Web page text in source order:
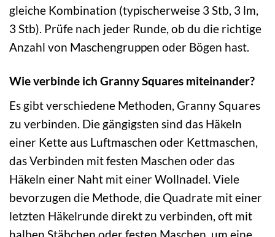
gleiche Kombination (typischerweise 3 Stb, 3 lm,
3 Stb). Prüfe nach jeder Runde, ob du die richtige
Anzahl von Maschengruppen oder Bögen hast.
Wie verbinde ich Granny Squares miteinander?
Es gibt verschiedene Methoden, Granny Squares
zu verbinden. Die gängigsten sind das Häkeln
einer Kette aus Luftmaschen oder Kettmaschen,
das Verbinden mit festen Maschen oder das
Häkeln einer Naht mit einer Wollnadel. Viele
bevorzugen die Methode, die Quadrate mit einer
letzten Häkelrunde direkt zu verbinden, oft mit
halben Stäbchen oder festen Maschen, um eine